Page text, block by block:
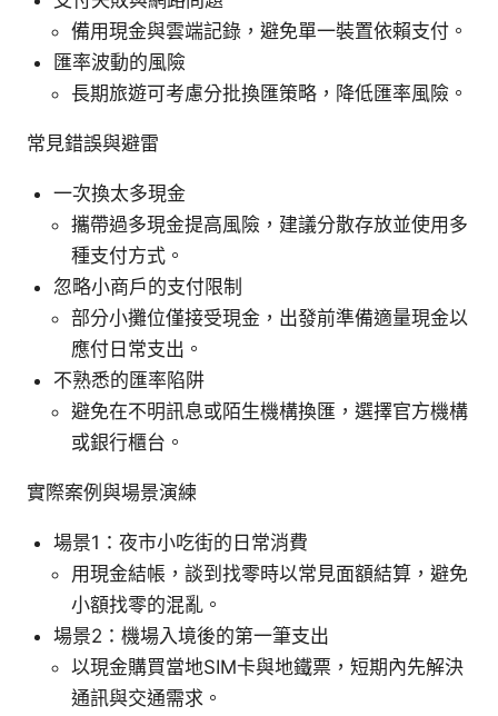
備用現金與雲端記錄，避免單一裝置依賴支付。
匯率波動的風險
長期旅遊可考慮分批換匯策略，降低匯率風險。
常見錯誤與避雷
一次換太多現金
攜帶過多現金提高風險，建議分散存放並使用多
種支付方式。
忽略小商戶的支付限制
部分小攤位僅接受現金，出發前準備適量現金以
應付日常支出。
不熟悉的匯率陷阱
避免在不明訊息或陌生機構換匯，選擇官方機構
或銀行櫃台。
實際案例與場景演練
場景1：夜市小吃街的日常消費
用現金結帳，談到找零時以常見面額結算，避免
小額找零的混亂。
場景2：機場入境後的第一筆支出
以現金購買當地SIM卡與地鐵票，短期內先解決
通訊與交通需求。